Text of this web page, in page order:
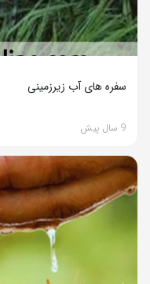
سفره های آب زیرزمینی
9 سال پیش